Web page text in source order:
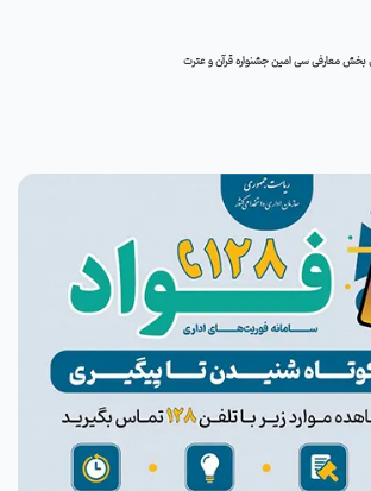
بخش معارفی سی امین جشنواره قرآن و عترت